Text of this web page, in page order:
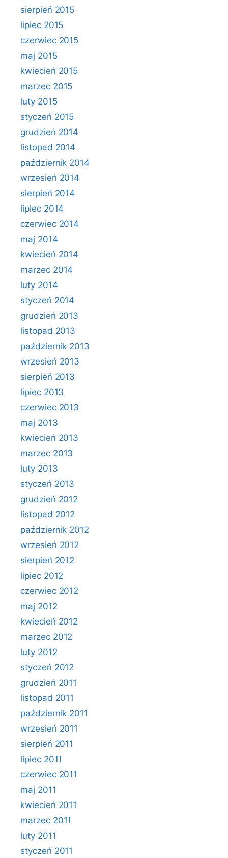
sierpień 2015
lipiec 2015
czerwiec 2015
maj 2015
kwiecień 2015
marzec 2015
luty 2015
styczeń 2015
grudzień 2014
listopad 2014
październik 2014
wrzesień 2014
sierpień 2014
lipiec 2014
czerwiec 2014
maj 2014
kwiecień 2014
marzec 2014
luty 2014
styczeń 2014
grudzień 2013
listopad 2013
październik 2013
wrzesień 2013
sierpień 2013
lipiec 2013
czerwiec 2013
maj 2013
kwiecień 2013
marzec 2013
luty 2013
styczeń 2013
grudzień 2012
listopad 2012
październik 2012
wrzesień 2012
sierpień 2012
lipiec 2012
czerwiec 2012
maj 2012
kwiecień 2012
marzec 2012
luty 2012
styczeń 2012
grudzień 2011
listopad 2011
październik 2011
wrzesień 2011
sierpień 2011
lipiec 2011
czerwiec 2011
maj 2011
kwiecień 2011
marzec 2011
luty 2011
styczeń 2011